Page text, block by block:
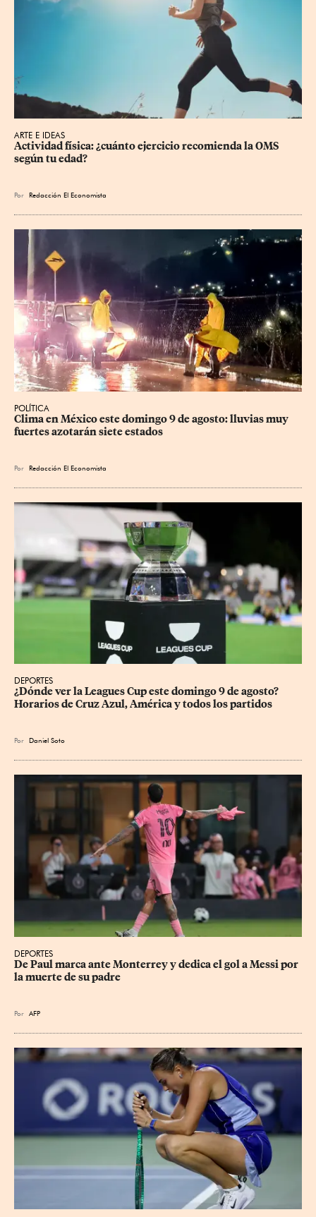
ARTE E IDEAS
Actividad física: ¿cuánto ejercicio recomienda la OMS
según tu edad?
Por Redacción El Economista
POLÍTICA
Clima en México este domingo 9 de agosto: lluvias muy
fuertes azotarán siete estados
Por Redacción El Economista
DEPORTES
¿Dónde ver la Leagues Cup este domingo 9 de agosto?
Horarios de Cruz Azul, América y todos los partidos
Por Daniel Soto
DEPORTES
De Paul marca ante Monterrey y dedica el gol a Messi por
la muerte de su padre
Por AFP